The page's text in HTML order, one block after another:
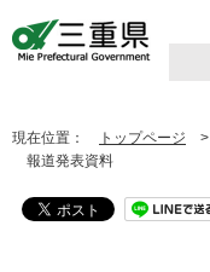
現在位置： トップページ >
報道発表資料